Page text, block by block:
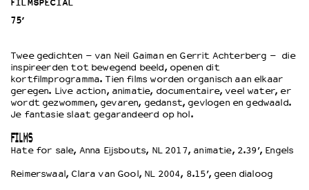
Wat we doen
Werken bij
Wie is wie
Word vriend
Historie
Partners
Huisregels
Privacyverklaring
FILMSPECIAL
75’
Twee gedichten – van Neil Gaiman en Gerrit Achterberg – die
inspireerden tot bewegend beeld, openen dit
kortfilmprogramma. Tien films worden organisch aan elkaar
geregen. Live action, animatie, documentaire, veel water, er
wordt gezwommen, gevaren, gedanst, gevlogen en gedwaald.
Je fantasie slaat gegarandeerd op hol.
FILMS
Hate for sale, Anna Eijsbouts, NL 2017, animatie, 2.39’, Engels
Reimerswaal, Clara van Gool, NL 2004, 8.15’, geen dialoog